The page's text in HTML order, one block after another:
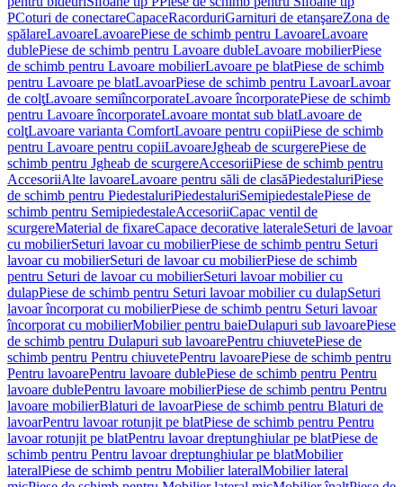
PCoturi de conectareCapaceRacorduriGarnituri de etanşareZona de
spălareLavoareLavoarePiese de schimb pentru LavoareLavoare
dublePiese de schimb pentru Lavoare dubleLavoare mobilierPiese
de schimb pentru Lavoare mobilierLavoare pe blatPiese de schimb
pentru Lavoare pe blatLavoarPiese de schimb pentru LavoarLavoar
de colţLavoare semiîncorporateLavoare încorporatePiese de schimb
pentru Lavoare încorporateLavoare montat sub blatLavoare de
colţLavoare varianta ComfortLavoare pentru copiiPiese de schimb
pentru Lavoare pentru copiiLavoareJgheab de scurgerePiese de
schimb pentru Jgheab de scurgereAccesoriiPiese de schimb pentru
AccesoriiAlte lavoareLavoare pentru săli de clasăPiedestaluriPiese
de schimb pentru PiedestaluriPiedestaluriSemipiedestalePiese de
schimb pentru SemipiedestaleAccesoriiCapac ventil de
scurgereMaterial de fixareCapace decorative lateraleSeturi de lavoar
cu mobilierSeturi lavoar cu mobilierPiese de schimb pentru Seturi
lavoar cu mobilierSeturi de lavoar cu mobilierPiese de schimb
pentru Seturi de lavoar cu mobilierSeturi lavoar mobilier cu
dulapPiese de schimb pentru Seturi lavoar mobilier cu dulapSeturi
lavoar încorporat cu mobilierPiese de schimb pentru Seturi lavoar
încorporat cu mobilierMobilier pentru baieDulapuri sub lavoarePiese
de schimb pentru Dulapuri sub lavoarePentru chiuvetePiese de
schimb pentru Pentru chiuvetePentru lavoarePiese de schimb pentru
Pentru lavoarePentru lavoare dublePiese de schimb pentru Pentru
lavoare dublePentru lavoare mobilierPiese de schimb pentru Pentru
lavoare mobilierBlaturi de lavoarPiese de schimb pentru Blaturi de
lavoarPentru lavoar rotunjit pe blatPiese de schimb pentru Pentru
lavoar rotunjit pe blatPentru lavoar dreptunghiular pe blatPiese de
schimb pentru Pentru lavoar dreptunghiular pe blatMobilier
lateralPiese de schimb pentru Mobilier lateralMobilier lateral